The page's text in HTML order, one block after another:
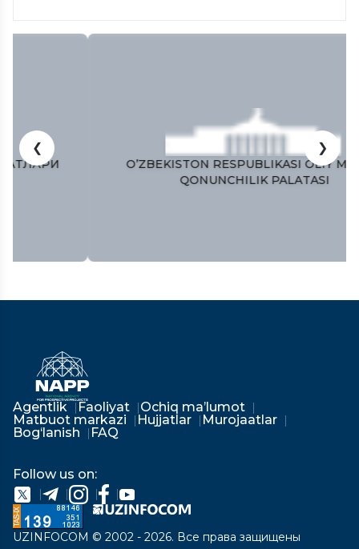
O’ZBEKISTON RESPUBLIKASI OLIY MAJLISI
QONUNCHILIK PALATASI
❮ ❯
Agentlik Faoliyat
Ochiq ma’lumot
Matbuot markazi
Hujjatlar
Murojaatlar
Bog‘lanish
FAQ
Follow us on:
UZINFOCOM © 2002 - 2026. Все права защищены